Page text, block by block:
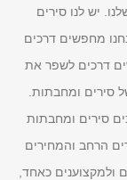
יש לנו סירים
מחפשים דרכים
דרכים לשפר את
סירים ומחבתות.
סירים ומחבתות
הרחב והמחירים
ולמקצוענים כאחד,